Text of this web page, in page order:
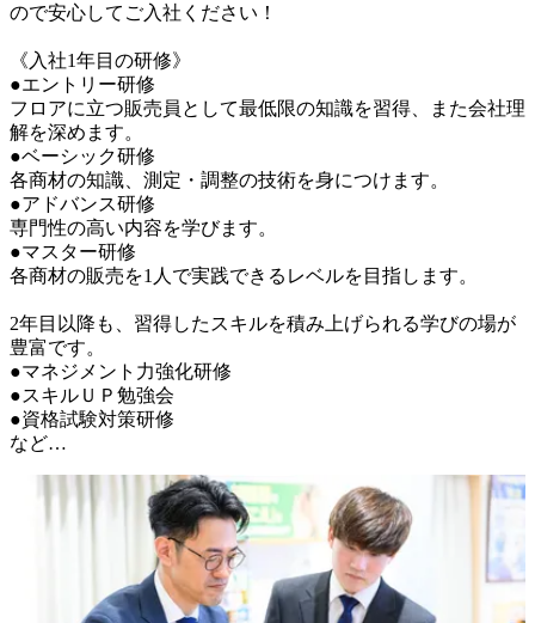
ので安心してご入社ください！
《入社1年目の研修》
●エントリー研修
フロアに立つ販売員として最低限の知識を習得、また会社理
解を深めます。
●ベーシック研修
各商材の知識、測定・調整の技術を身につけます。
●アドバンス研修
専門性の高い内容を学びます。
●マスター研修
各商材の販売を1人で実践できるレベルを目指します。
2年目以降も、習得したスキルを積み上げられる学びの場が
豊富です。
●マネジメント力強化研修
●スキルＵＰ勉強会
●資格試験対策研修
など…